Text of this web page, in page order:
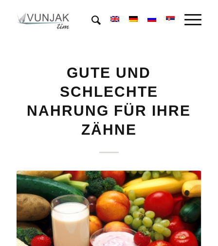
GUTE UND
SCHLECHTE
NAHRUNG FÜR IHRE
ZÄHNE